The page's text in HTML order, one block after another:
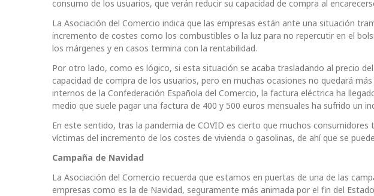
consumo de los usuarios, que verán reducir su capacidad de compra al
La Asociación del Comercio indica que las empresas están ante una situación
incremento de costes como los combustibles o la luz para no repercutir en el
los márgenes y en casos termina con la rentabilidad.
Por otro lado, como es lógico, si esta situación se acaba trasladando al precio
capacidad de compra de los usuarios, pero en muchas ocasiones no quedará
internos de la Confederación Española del Comercio, la factura eléctrica ha
medio que suele pagar una factura de 400 y 500 euros mensuales ha sufrido un
En este sentido, tras la pandemia de COVID es cierto que muchos
víctimas del incremento de los costes de vivienda o gasolinas, de ahí que se
Campaña de Navidad
La Asociación del Comercio recuerda que estamos en puertas de una de las
empresas como es la de Navidad, seguramente más animada por el fin del